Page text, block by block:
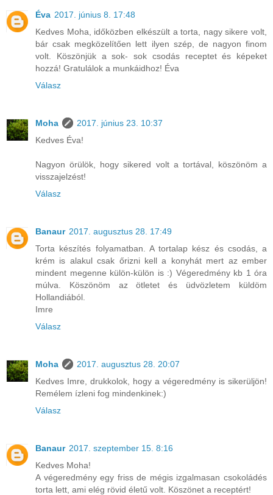
Éva 2017. június 8. 17:48
Kedves Moha, időközben elkészült a torta, nagy sikere volt,
bár csak megközelítően lett ilyen szép, de nagyon finom
volt. Köszönjük a sok- sok csodás receptet és képeket
hozzá! Gratulálok a munkáidhoz! Éva
Válasz
Moha
2017. június 23. 10:37
Kedves Éva!
Nagyon örülök, hogy sikered volt a tortával, köszönöm a
visszajelzést!
Válasz
Banaur 2017. augusztus 28. 17:49
Torta készítés folyamatban. A tortalap kész és csodás, a
krém is alakul csak őrizni kell a konyhát mert az ember
mindent megenne külön-külön is :) Végeredmény kb 1 óra
múlva. Köszönöm az ötletet és üdvözletem küldöm
Hollandiából.
Imre
Válasz
Moha
2017. augusztus 28. 20:07
Kedves Imre, drukkolok, hogy a végeredmény is sikerüljön!
Remélem ízleni fog mindenkinek:)
Válasz
Banaur 2017. szeptember 15. 8:16
Kedves Moha!
A végeredmény egy friss de mégis izgalmasan csokoládés
torta lett, ami elég rövid életű volt. Köszönet a receptért!